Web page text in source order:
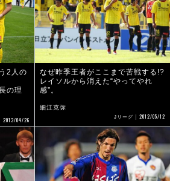
2人の
の理
2013/04/26
なぜ昨季王者がここまで苦戦する!?
レイソルから消えた“やってやれ
感”。
細江克弥
Jリーグ 2012/05/12